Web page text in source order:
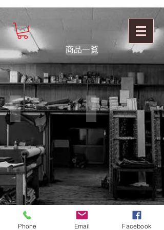
商品一覧
www.ing-style.jp www.imitation.jp
Phone Email Facebook